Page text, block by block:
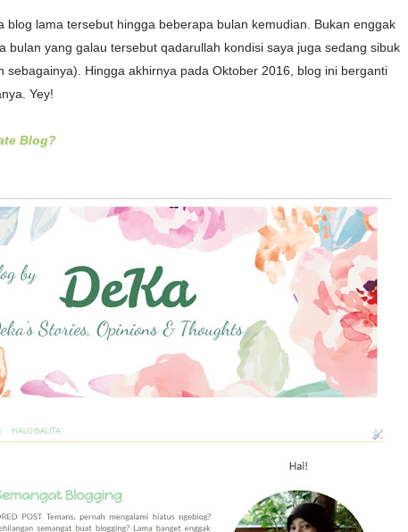
blog lama tersebut hingga beberapa bulan kemudian. Bukan enggak
bulan yang galau tersebut qadarullah kondisi saya juga sedang sibuk
sebagainya). Hingga akhirnya pada Oktober 2016, blog ini berganti
Yey!
Blog?